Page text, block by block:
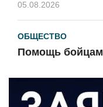
05.08.2026
ОБЩЕСТВО
Помощь бойцам
ВЛАСТЬ